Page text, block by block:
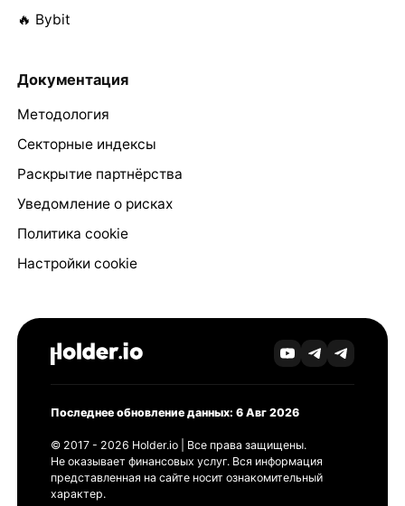
🔥 Bybit
Документация
Методология
Секторные индексы
Раскрытие партнёрства
Уведомление о рисках
Политика cookie
Настройки cookie
Последнее обновление данных: 6 Авг 2026
© 2017 - 2026 Holder.io | Все права защищены.
Не оказывает финансовых услуг. Вся информация
представленная на сайте носит ознакомительный
характер.